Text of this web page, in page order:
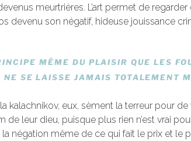
meurtrières. L’art permet de
devenu son négatif, hideuse jouissance
MÊME DU PLAISIR QUE LES
NE SE LAISSE JAMAIS TOTALEMENT
kalachnikov, eux, sèment la terreur pour
de leur dieu, puisque plus rien n’est vrai
négation même de ce qui fait le prix et le